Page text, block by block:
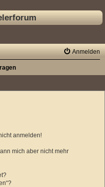
Anmelden
anmelden!
mich aber nicht mehr